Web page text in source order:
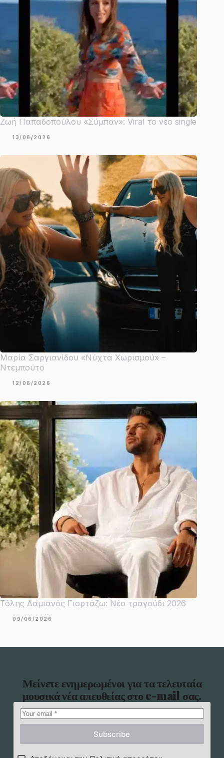
Ζωή Παπαδοπούλου «Σύμπαν»: Viral το νέο single
13/06/2026
Μαρία Σαργιανίδου «Νύχτα Χωρισμού» –
Ντεμπούτο
12/06/2026
Τόλης Δαμιανός Γιορτάζω: Νέο τραγούδι 2026
09/06/2026
Μείνετε ενημερωμένοι για τα τελευταία
μουσικά νέα απευθείας στο e-mail σας.
Subscribe